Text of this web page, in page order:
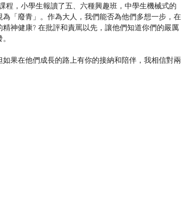
程，小學生報讀了五、六種興趣班，中學生機械式的
「廢青」。作為大人，我們能否為他們多想一步，在
神健康? 在批評和責罵以先，讓他們知道你們的嚴厲
果在他們成長的路上有你的接納和陪伴，我相信對兩